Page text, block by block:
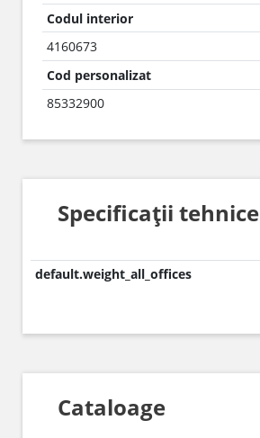
Codul interior
4160673
Cod personalizat
85332900
Specificații tehnice
default.weight_all_offices
Cataloage